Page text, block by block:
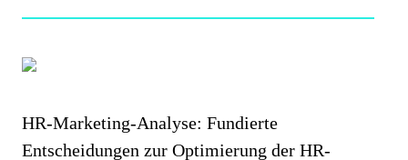
HR-Marketing-Analyse: Fundierte
Entscheidungen zur Optimierung der HR-